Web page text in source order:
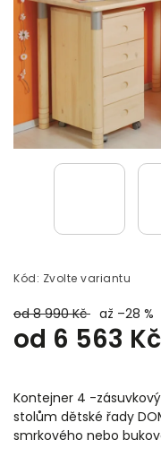
Kód: Zvolte variantu
od 8 990 Kč až –28 %
od 6 563 Kč
Kontejner 4 -
stolům dětské řady
smrkového nebo